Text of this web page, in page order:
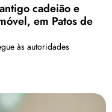
cadeião e
em Patos de
às autoridades